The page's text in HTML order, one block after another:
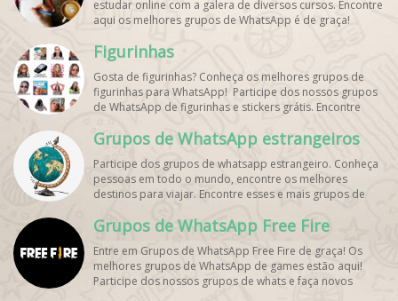
estudar online com a galera de diversos cursos. Encontre
aqui os melhores grupos de WhatsApp é de graça!
Figurinhas
Gosta de figurinhas? Conheça os melhores grupos de
figurinhas para WhatsApp! Participe dos nossos grupos
de WhatsApp de figurinhas e stickers grátis. Encontre
perfil!
Grupos de WhatsApp estrangeiros
Participe dos grupos de whatsapp estrangeiro. Conheça
pessoas em todo o mundo, encontre os melhores
destinos para viajar. Encontre esses e mais grupos de
Grupos de WhatsApp Free Fire
Entre em Grupos de WhatsApp Free Fire de graça! Os
melhores grupos de WhatsApp de games estão aqui!
Participe dos nossos grupos de whats e faça novos